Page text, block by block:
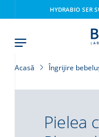
HYDRABIO SER
Acasă Îngrijire
Pielea